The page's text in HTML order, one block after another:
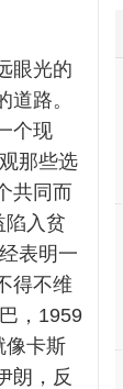
眼光的
路。
个现
那些选
共同而
陷入贫
表明一
得不维
，1959
像卡斯
朗，反